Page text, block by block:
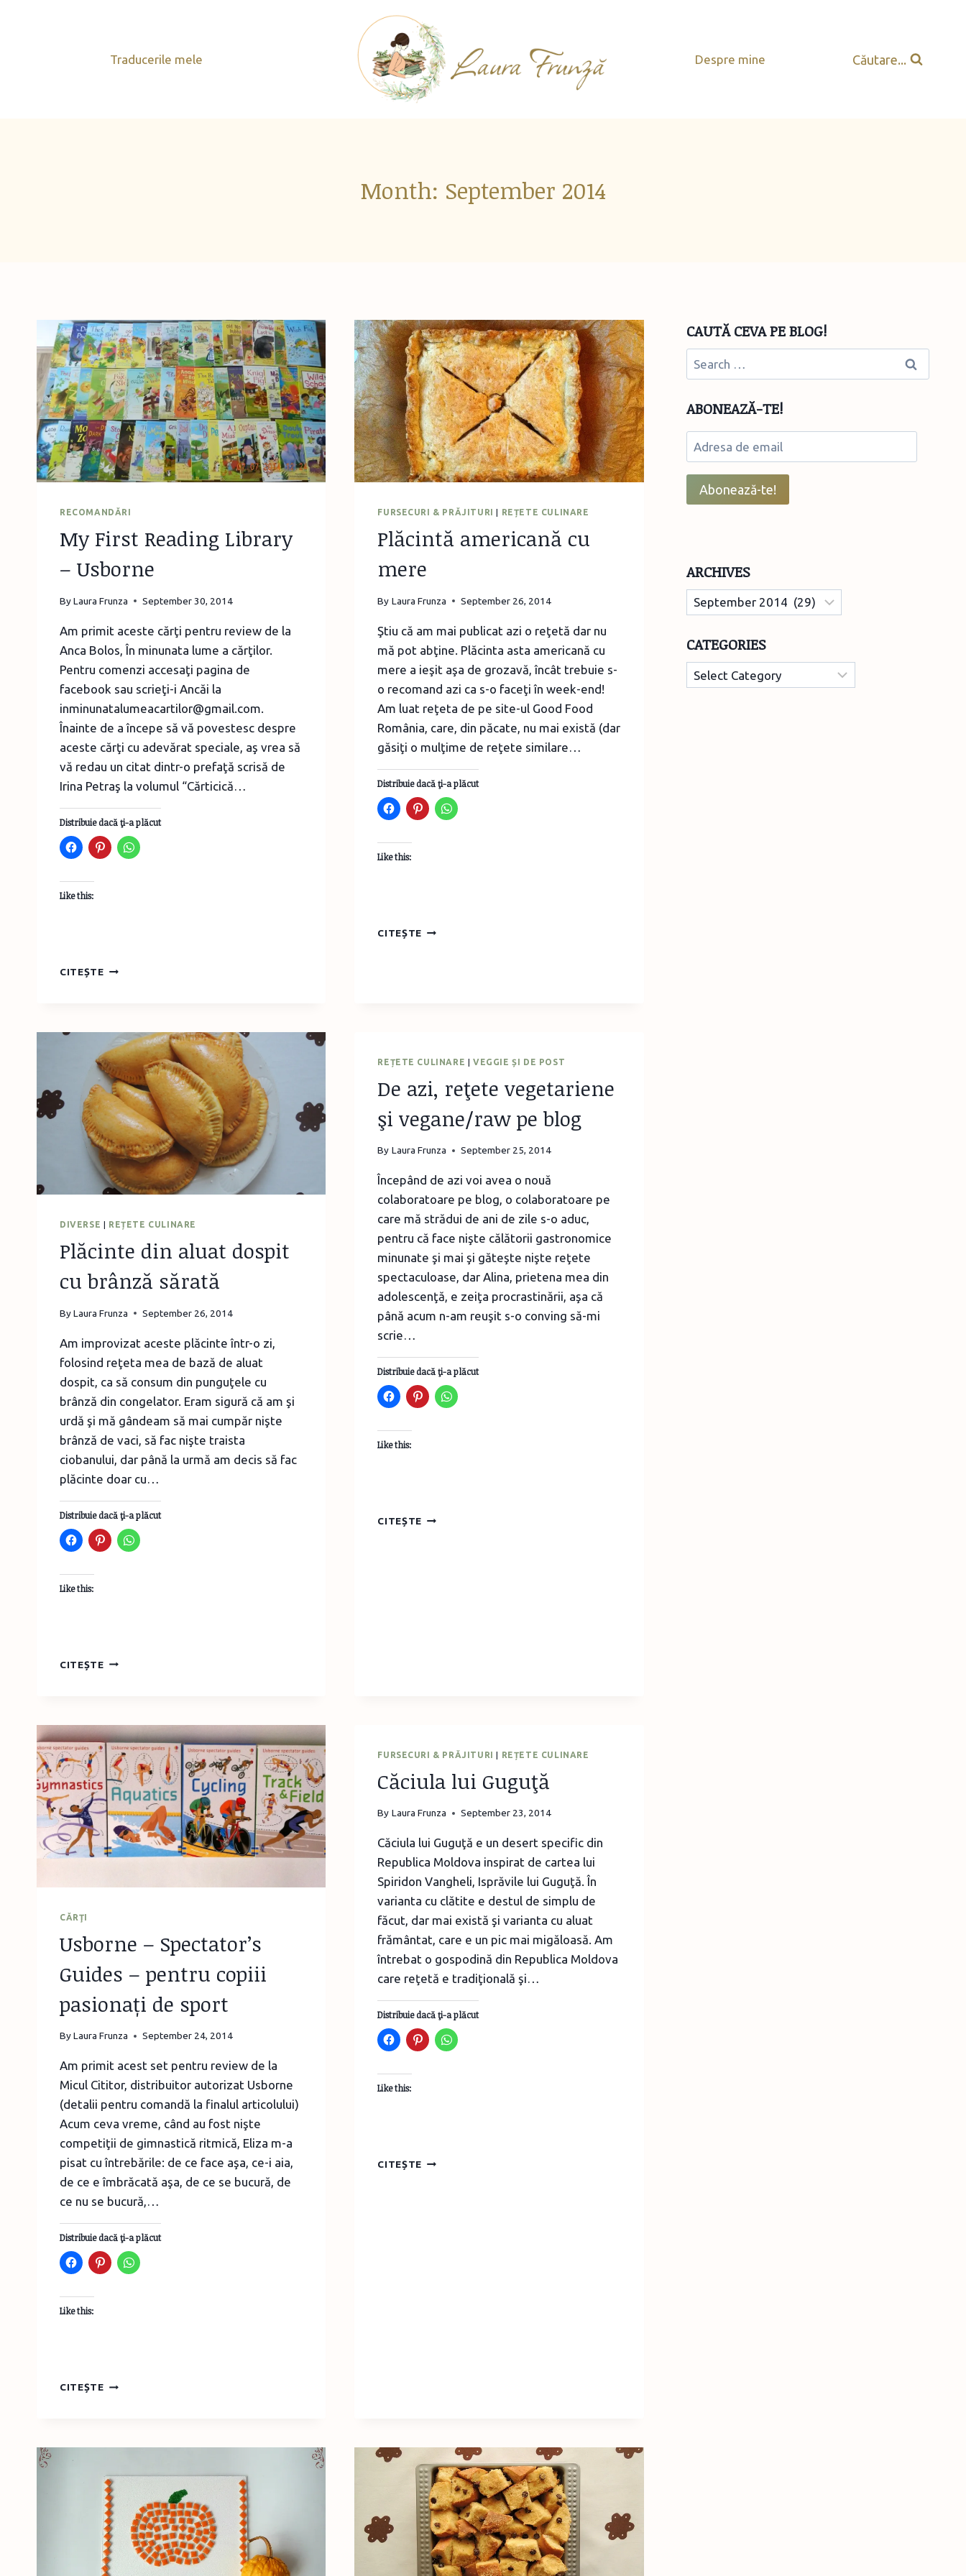
Traducerile mele
Despre mine Căutare...
Month: September 2014
RECOMANDĂRI
My First Reading Library
– Usborne
ByLaura Frunza September 30, 2014
Am primit aceste cărţi pentru review de la
Anca Bolos, În minunata lume a cărţilor.
Pentru comenzi accesaţi pagina de
facebook sau scrieţi-i Ancăi la
inminunatalumeacartilor@gmail.com.
Înainte de a începe să vă povestesc despre
aceste cărţi cu adevărat speciale, aş vrea să
vă redau un citat dintr-o prefaţă scrisă de
Irina Petraş la volumul “Cărticică…
Distribuie dacă ţi-a plăcut
Like this:
CITEȘTEMY
USBORNE
FURSECURI & PRĂJITURI REȚETE CULINARE
Plăcintă americană cu
mere
By Laura Frunza September 26, 2014
Ştiu că am mai publicat azi o reţetă dar nu
mă pot abţine. Plăcinta asta americană cu
mere a ieşit aşa de grozavă, încât trebuie s-
o recomand azi ca s-o faceţi în week-end!
Am luat reţeta de pe site-ul Good Food
România, care, din păcate, nu mai există (dar
găsiţi o mulţime de reţete similare…
Distribuie dacă ţi-a plăcut
Like this:
CITEȘTE PLĂCINTĂ
DIVERSE REȚETE CULINARE
Plăcinte din aluat dospit
cu brânză sărată
ByLaura Frunza September 26, 2014
Am improvizat aceste plăcinte într-o zi,
folosind reţeta mea de bază de aluat
dospit, ca să consum din punguţele cu
brânză din congelator. Eram sigură că am şi
urdă şi mă gândeam să mai cumpăr nişte
brânză de vaci, să fac nişte traista
ciobanului, dar până la urmă am decis să fac
plăcinte doar cu…
Distribuie dacă ţi-a plăcut
Like this:
CITEȘTEPLĂCINTE
BRÂNZĂ
SĂRATĂ
REȚETE CULINARE |VEGGIE ȘI DE POST
De azi, reţete vegetariene
şi vegane/raw pe blog
By Laura Frunza September 25, 2014
Începând de azi voi avea o nouă
colaboratoare pe blog, o colaboratoare pe
care mă strădui de ani de zile s-o aduc,
pentru că face nişte călătorii gastronomice
minunate şi mai şi găteşte nişte reţete
spectaculoase, dar Alina, prietena mea din
adolescenţă, e zeiţa procrastinării, aşa că
până acum n-am reuşit s-o conving să-mi
scrie…
Distribuie dacă ţi-a plăcut
Like this:
CITEȘTE DE
CĂRŢI
Usborne – Spectator’s
Guides – pentru copiii
pasionați de sport
ByLaura Frunza September 24, 2014
Am primit acest set pentru review de la
Micul Cititor, distribuitor autorizat Usborne
(detalii pentru comandă la finalul articolului)
Acum ceva vreme, când au fost nişte
competiţii de gimnastică ritmică, Eliza m-a
pisat cu întrebările: de ce face aşa, ce-i aia,
de ce e îmbrăcată aşa, de ce se bucură, de
ce nu se bucură,…
Distribuie dacă ţi-a plăcut
Like this:
CITEȘTEUSBORNE
COPIII
PASIONAȚI
DE
SPORT
FURSECURI & PRĂJITURI | REȚETE CULINARE
Căciula lui Guguţă
By Laura Frunza September 23, 2014
Căciula lui Guguţă e un desert specific din
Republica Moldova inspirat de cartea lui
Spiridon Vangheli, Isprăvile lui Guguţă. În
varianta cu clătite e destul de simplu de
făcut, dar mai există şi varianta cu aluat
frământat, care e un pic mai migăloasă. Am
întrebat o gospodină din Republica Moldova
care reţetă e tradiţională şi…
Distribuie dacă ţi-a plăcut
Like this:
CITEȘTE CĂCIULA
CAUTĂ CEVA PE BLOG!
Search
for:
ABONEAZĂ-TE!
Adresa
de
email
Abonează-te!
ARCHIVES
Archives
CATEGORIES
Categories